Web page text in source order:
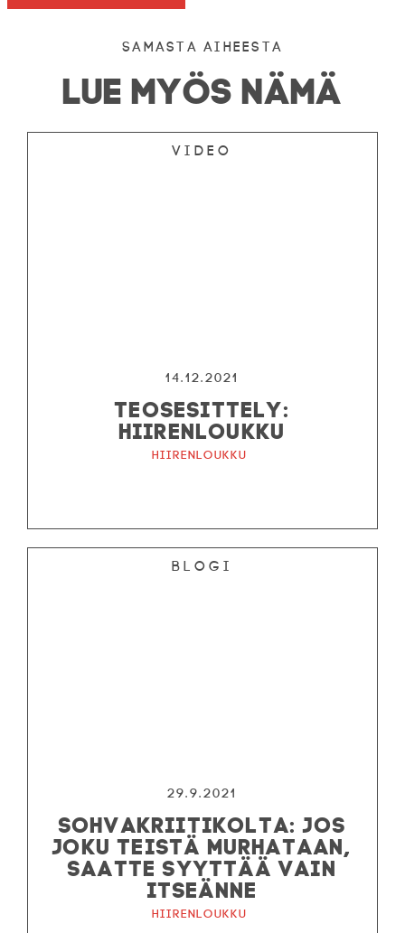
Samasta aiheesta
LUE MYÖS NÄMÄ
Video
14.12.2021
TEOSESITTELY:
HIIRENLOUKKU
Hiirenloukku
Blogi
29.9.2021
SOHVAKRIITIKOLTA: JOS
JOKU TEISTÄ MURHATAAN,
SAATTE SYYTTÄÄ VAIN
ITSEÄNNE
Hiirenloukku